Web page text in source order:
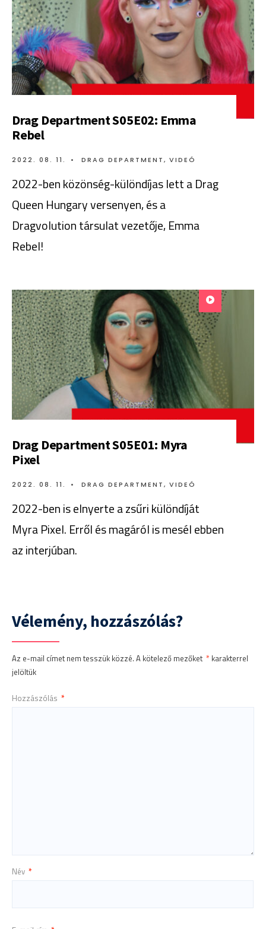
Drag Department S05E02: Emma
Rebel
2022. 08. 11. • DRAG DEPARTMENT, VIDEÓ
2022-ben közönség-különdíjas lett a Drag
Queen Hungary versenyen, és a
Dragvolution társulat vezetője, Emma
Rebel!
Drag Department S05E01: Myra
Pixel
2022. 08. 11. • DRAG DEPARTMENT, VIDEÓ
2022-ben is elnyerte a zsűri különdíját
Myra Pixel. Erről és magáról is mesél ebben
az interjúban.
Vélemény, hozzászólás?
Az e-mail címet nem tesszük közzé. A kötelező mezőket * karakterrel
jelöltük
Hozzászólás *
Név *